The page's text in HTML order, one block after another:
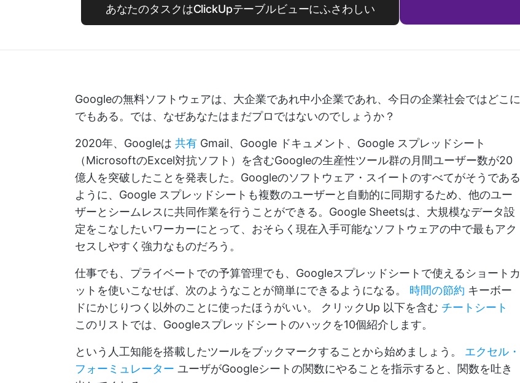
あなたのタスクはClickUpテーブルビューにふさわしい
Googleの無料ソフトウェアは、大企業であれ中小企業であれ、今日の企業社会ではどこに
でもある。では、なぜあなたはまだプロではないのでしょうか？
2020年、Googleは 共有 Gmail、Google ドキュメント、Google スプレッドシート
（MicrosoftのExcel対抗ソフト）を含むGoogleの生産性ツール群の月間ユーザー数が20
億人を突破したことを発表した。Googleのソフトウェア・スイートのすべてがそうである
ように、Google スプレッドシートも複数のユーザーと自動的に同期するため、他のユー
ザーとシームレスに共同作業を行うことができる。Google Sheetsは、大規模なデータ設
定をこなしたいワーカーにとって、おそらく現在入手可能なソフトウェアの中で最もアク
セスしやすく強力なものだろう。
仕事でも、プライベートでの予算管理でも、Googleスプレッドシートで使えるショートカ
ットを使いこなせば、次のようなことが簡単にできるようになる。 時間の節約 キーボー
ドにかじりつく以外のことに使ったほうがいい。 クリックUp 以下を含む チートシート
このリストでは、Googleスプレッドシートのハックを10個紹介します。
という人工知能を搭載したツールをブックマークすることから始めましょう。 エクセル・
フォーミュレーター ユーザがGoogleシートの関数にやることを指示すると、関数を吐き